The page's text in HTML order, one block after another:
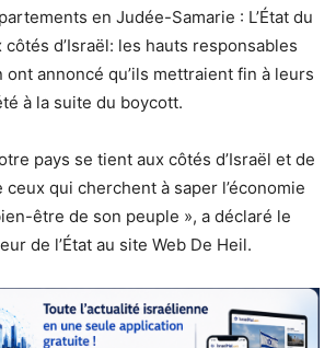
en Judée-Samarie : L’État du
d’Israël: les hauts responsables
ont annoncé qu’ils mettraient fin à leurs
à la suite du boycott.
pays se tient aux côtés d’Israël et de
qui cherchent à saper l’économie
être de son peuple », a déclaré le
de l’État au site Web De Heil.